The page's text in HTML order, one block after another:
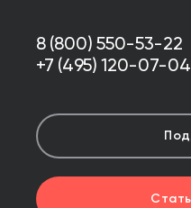
8 (800) 550-53-22
+7 (495) 120-07-04